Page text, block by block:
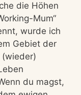
die Höhen
Mum“
wurde ich
Gebiet der
du magst,